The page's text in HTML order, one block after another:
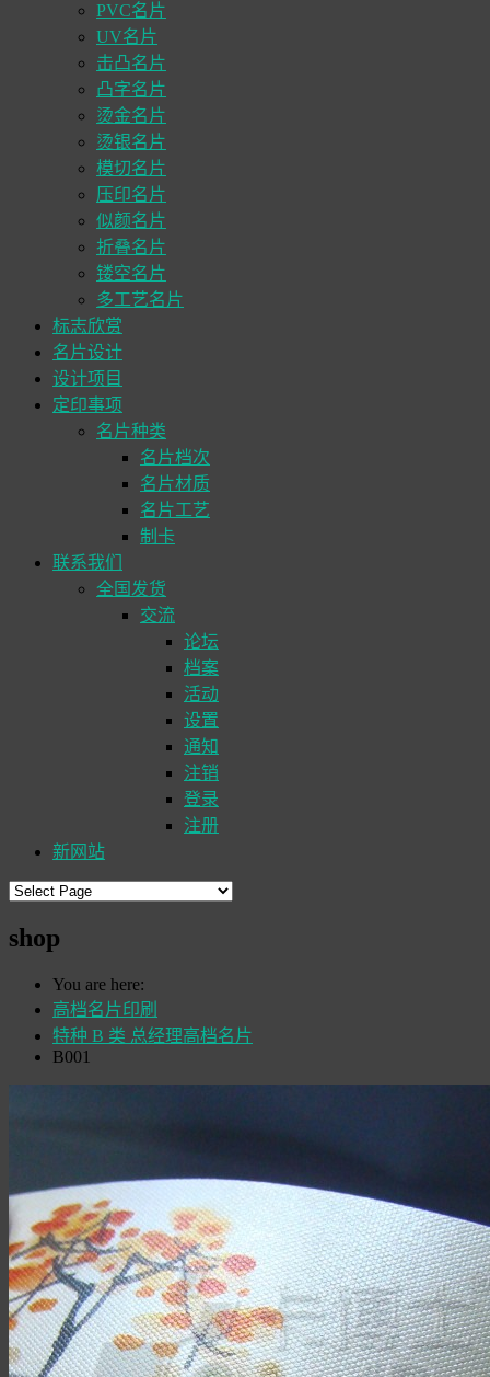
PVC名片
UV名片
击凸名片
凸字名片
烫金名片
烫银名片
模切名片
压印名片
似颜名片
折叠名片
镂空名片
多工艺名片
标志欣赏
名片设计
设计项目
定印事项
名片种类
名片档次
名片材质
名片工艺
制卡
联系我们
全国发货
交流
论坛
档案
活动
设置
通知
注销
登录
注册
新网站
shop
You are here:
高档名片印刷
特种 B 类 总经理高档名片
B001